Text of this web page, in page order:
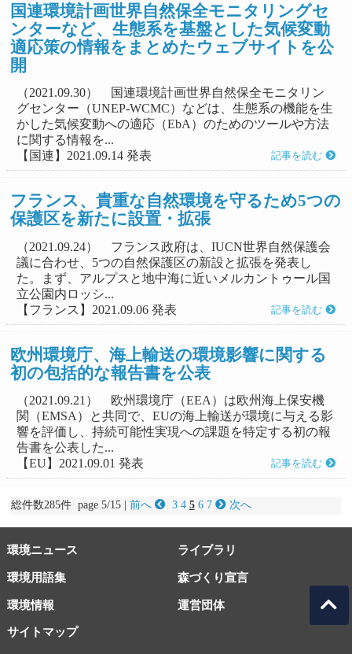
国連環境計画世界自然保全モニタリングセ
ンターなど、生態系を基盤とした気候変動
適応策の情報をまとめたウェブサイトを公
開
（2021.09.30） 国連環境計画世界自然保全モニタリン
グセンター（UNEP-WCMC）などは、生態系の機能を生
かした気候変動への適応（EbA）のためのツールや方法
に関する情報を...
【国連】2021.09.14 発表
記事を読む
フランス、貴重な自然環境を守るため5つの
保護区を新たに設置・拡張
（2021.09.24） フランス政府は、IUCN世界自然保護会
議に合わせ、5つの自然保護区の新設と拡張を発表し
た。まず、アルプスと地中海に近いメルカントゥール国
立公園内ロッシ...
【フランス】2021.09.06 発表
記事を読む
欧州環境庁、海上輸送の環境影響に関する
初の包括的な報告書を公表
（2021.09.21） 欧州環境庁（EEA）は欧州海上保安機
関（EMSA）と共同で、EUの海上輸送が環境に与える影
響を評価し、持続可能性実現への課題を特定する初の報
告書を公表した...
【EU】2021.09.01 発表
記事を読む
総件数285件 page 5/15 | 前へ 3 4 5 6 7 次へ
環境ニュース ライブラリ
環境用語集 森づくり宣言
環境情報
サイトマップ
運営団体